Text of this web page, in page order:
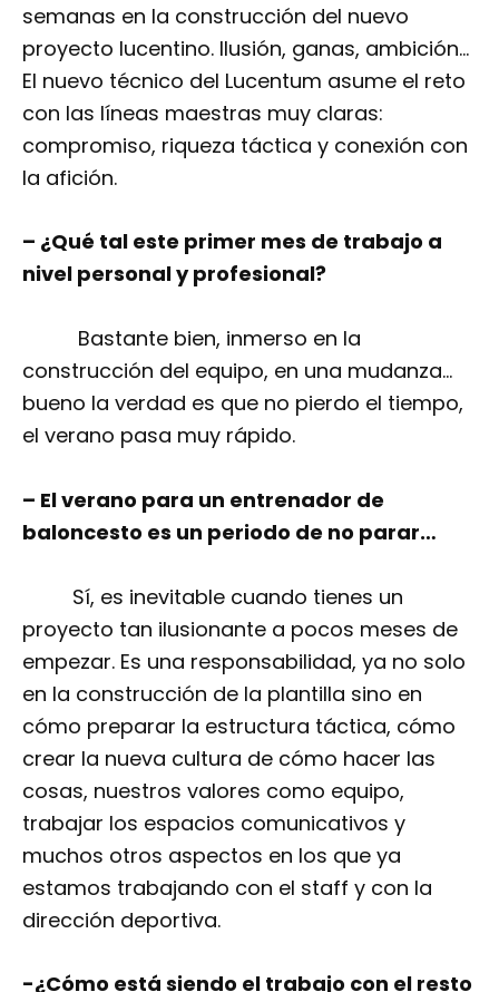
semanas en la construcción del nuevo
proyecto lucentino. Ilusión, ganas, ambición…
El nuevo técnico del Lucentum asume el reto
con las líneas maestras muy claras:
compromiso, riqueza táctica y conexión con
la afición.
– ¿Qué tal este primer mes de trabajo a
nivel personal y profesional?
Bastante bien, inmerso en la
construcción del equipo, en una mudanza…
bueno la verdad es que no pierdo el tiempo,
el verano pasa muy rápido.
– El verano para un entrenador de
baloncesto es un periodo de no parar…
Sí, es inevitable cuando tienes un
proyecto tan ilusionante a pocos meses de
empezar. Es una responsabilidad, ya no solo
en la construcción de la plantilla sino en
cómo preparar la estructura táctica, cómo
crear la nueva cultura de cómo hacer las
cosas, nuestros valores como equipo,
trabajar los espacios comunicativos y
muchos otros aspectos en los que ya
estamos trabajando con el staff y con la
dirección deportiva.
-¿Cómo está siendo el trabajo con el resto